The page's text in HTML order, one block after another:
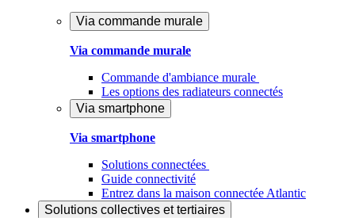
Via commande murale
Via commande murale
Commande d'ambiance murale
Les options des radiateurs connectés
Via smartphone
Via smartphone
Solutions connectées
Guide connectivité
Entrez dans la maison connectée Atlantic
Solutions collectives et tertiaires